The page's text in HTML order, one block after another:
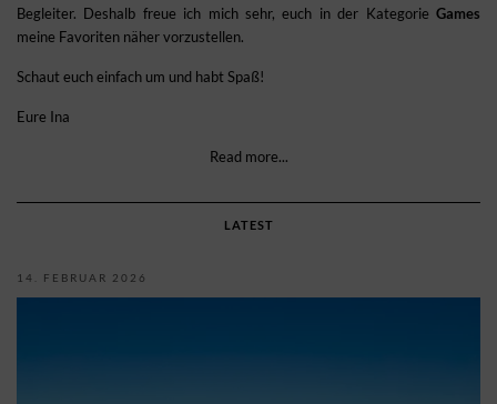
Begleiter. Deshalb freue ich mich sehr, euch in der Kategorie Games
meine Favoriten näher vorzustellen.
Schaut euch einfach um und habt Spaß!
Eure Ina
Read more...
LATEST
14. FEBRUAR 2026